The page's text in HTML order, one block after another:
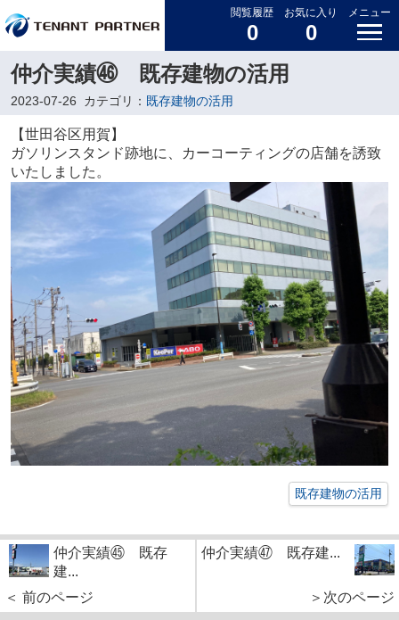
閲覧履歴
0
お気に入り
0
メニュー
仲介実績㊻ 既存建物の活用
2023-07-26 カテゴリ： 既存建物の活用
【世田谷区用賀】
ガソリンスタンド跡地に、カーコーティングの店舗を誘致
いたしました。
既存建物の活用
仲介実績㊺ 既存
建...
＜ 前のページ
仲介実績㊼ 既存建...
＞次のページ